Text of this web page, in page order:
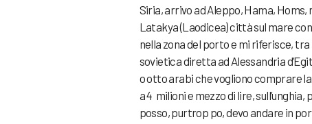
Siria, arrivo ad Aleppo, Hama,
Latakya (Laodicea) città sul mare
nella zona del porto e mi riferisce, tra
sovietica diretta ad Alessandria
o otto arabi che vogliono comprare
a 4 milioni e mezzo di lire,
posso, purtrop po, devo andare in